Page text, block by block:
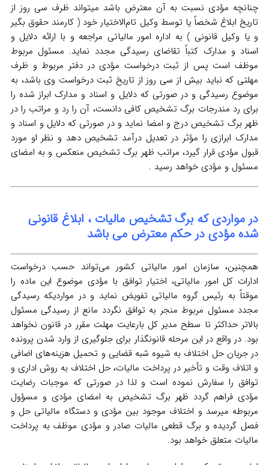
چنانچه مؤدی نسبت به آن معترض باشد میتواند ظرف سی روز از
تاریخ ابلاغ شخصاً یا توسط وکیل تام‌الاختیار خود ( کارمند حقوق بگیر
و یا وکیل قانونی ) به اداره امور مالیاتی مراجعه و با ارائه دلایل و
اسناد و مدارک کتباً تقاضای رسیدگی مجدد نماید. مسئول مربوط
موظف است پس از ثبت درخواست مؤدی در دفتر مربوط و ظرف
مهلتی که نباید بیش از سی روز از تاریخ ثبت درخواست وی باشد، به
موضوع رسیدگی و در صورتی که دلایل و اسناد و مدارک ابراز شده را
برای رد مندرجات برگ تشخیص کافی دانست، آن را رد و مراتب را در
ظهر برگ تشخیص درج و امضا نماید و در صورتی که دلایل و اسناد و
مدارک ابرازی را مؤثر در تعدیل درآمد تشخیص دهد و نظر او مورد
قبول مؤدی قرار گیرد، مراتب ظهر برگ تشخیص منعکس و به امضای
مسئول و مؤدی خواهد رسید .
در مواردی که برگ تشخیص مالیات ، ابلاغ قانونی
شده مؤدی در حکم معترض می باشد
همچنین، سازمان امور مالیاتی کشور می‌تواند حسب درخواست
ادارات کل امور مالیاتی، اختیار توافق با مؤدی موضوع این ماده را
موقتاً به رئیس گروه مالیاتی تفویض نماید و در مواردیکه رسیدگی
مجدد مسئول مربوط منجر به توافق نگردد مانع از رسیدگی مسئول
بالاتر حداکثر تا سطح مدیر کل بارعایت مهلت مقرر در قانون نخواهد
بود. در واقع در این مرحله قانونگذار برای جلوگیری از وارد شدن پرونده
در جریان حل اختلاف به شیوه شبه قضایی و تحمیل هزینه‌های اضافی
و اتلاف وقت و تأخیر در پرداخت مالیات، حل اختلاف به روش اداری و
توافق را سفارش نموده است و لذا در صورتی که موجبات رضایت
مؤدی فراهم گردد ظهر برگ تشخیص به امضای مؤدی و مسؤول
مربوطه میرسد و اختلاف موجود بین مؤدی و دستگاه مالیاتی حل و
فصل گردیده و برگ قطعی مالیات صادر و مؤدی موظف به پرداخت
مالیات متعلق خواهد بود.